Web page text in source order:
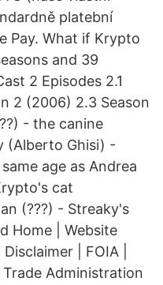
platební
Pay. What if Krypto
and 39
2 Episodes 2.1
2 (2006) 2.3 Season
- the canine
(Alberto Ghisi) -
age as Andrea
cat
(???) - Streaky's
Home | Website
| FOIA |
Administration